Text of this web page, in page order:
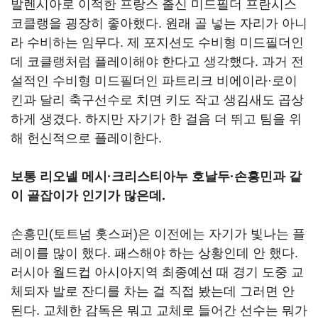
발렌시아로 이적한 프랑스 출신 미드필더 프란시스
코클랭을 굉장히 좋아했다. 원래 골 넣는 자리가 아니
라 수비하는 임무다. 제 포지션도 수비형 미드필더인
데 코클랭처럼 플레이해야 한다고 생각했다. 과거 전
설적인 수비형 미드필더인 파트리크 비에이라·로이
킨과 달리 축구선수로 치면 키도 작고 생김새도 곱상
하게 생겼다. 하지만 자기가 한 걸음 더 뛰고 팀을 위
해 헌신적으로 플레이한다.
보통 리오넬 메시·크리스티아누 호날두·손흥민과 같
이 골잡이가 인기가 많은데.
손흥민(토트넘 홋스퍼)은 이전에는 자기가 빛나는 플
레이를 많이 했다. 패스해야 하는 상황인데 안 했다.
러시아 월드컵 아시아지역 최종예선 때 경기 도중 교
체되자 발로 잔디를 차는 걸 직접 봤는데 그러면 안
된다. 교체한 감독은 뭐고 교체로 들어간 선수는 뭐가